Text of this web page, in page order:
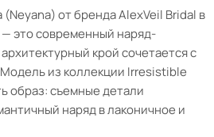
от бренда AlexVeil Bridal в
это современный наряд-
крой сочетается с
из коллекции Irresistible
образ: съемные детали
наряд в лаконичное и